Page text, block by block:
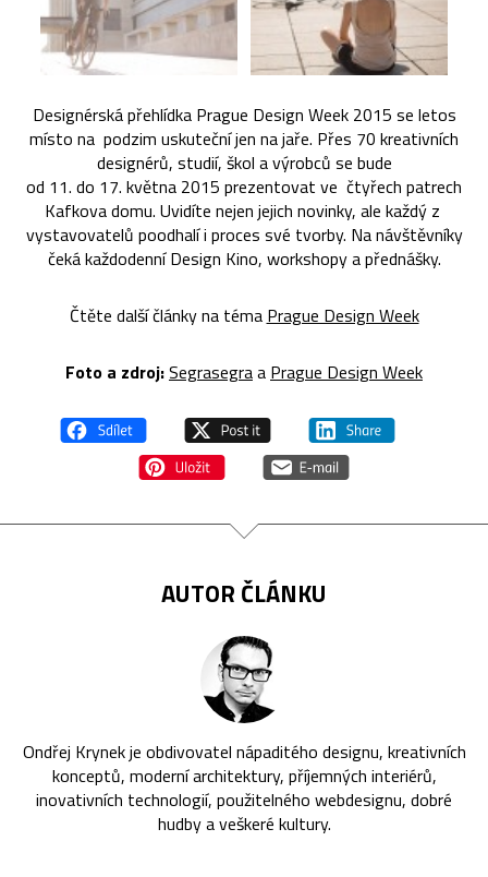
Designérská přehlídka Prague Design Week 2015 se letos
místo na podzim uskuteční jen na jaře. Přes 70 kreativních
designérů, studií, škol a výrobců se bude
od 11. do 17. května 2015 prezentovat ve čtyřech patrech
Kafkova domu. Uvidíte nejen jejich novinky, ale každý z
vystavovatelů poodhalí i proces své tvorby. Na návštěvníky
čeká každodenní Design Kino, workshopy a přednášky.
Čtěte další články na téma Prague Design Week
Foto a zdroj:Segrasegraa Prague Design Week
AUTOR ČLÁNKU
Ondřej Krynek je obdivovatel nápaditého designu, kreativních
konceptů, moderní architektury, příjemných interiérů,
inovativních technologií, použitelného webdesignu, dobré
hudby a veškeré kultury.